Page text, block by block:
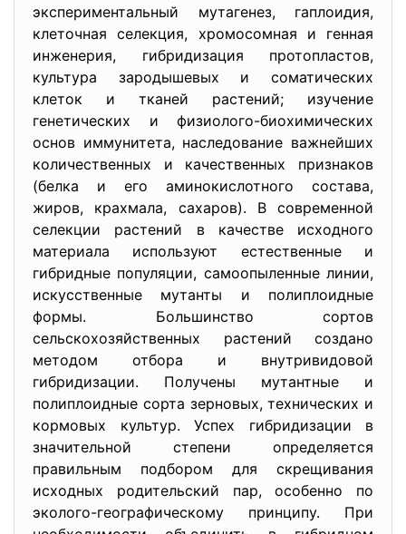
экспериментальный мутагенез, гаплоидия,
клеточная селекция, хромосомная и генная
инженерия, гибридизация протопластов,
культура зародышевых и соматических
клеток и тканей растений; изучение
генетических и физиолого-биохимических
основ иммунитета, наследование важнейших
количественных и качественных признаков
(белка и его аминокислотного состава,
жиров, крахмала, сахаров). В современной
селекции растений в качестве исходного
материала используют естественные и
гибридные популяции, самоопыленные линии,
искусственные мутанты и полиплоидные
формы. Большинство сортов
сельскохозяйственных растений создано
методом отбора и внутривидовой
гибридизации. Получены мутантные и
полиплоидные сорта зерновых, технических и
кормовых культур. Успех гибридизации в
значительной степени определяется
правильным подбором для скрещивания
исходных родительский пар, особенно по
эколого-географическому принципу. При